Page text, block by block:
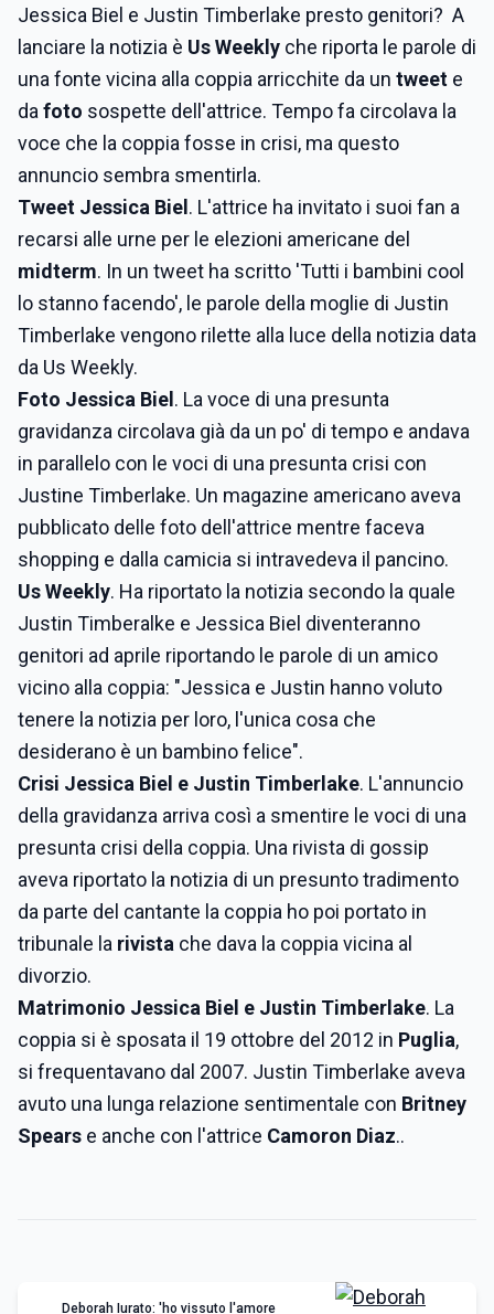
Jessica Biel e Justin Timberlake presto genitori? A
lanciare la notizia è Us Weekly che riporta le parole di
una fonte vicina alla coppia arricchite da un tweet e
da foto sospette dell'attrice. Tempo fa circolava la
voce che la coppia fosse in crisi, ma questo
annuncio sembra smentirla.
Tweet Jessica Biel . L'attrice ha invitato i suoi fan a
recarsi alle urne per le elezioni americane del
midterm. In un tweet ha scritto 'Tutti i bambini cool
lo stanno facendo', le parole della moglie di Justin
Timberlake vengono rilette alla luce della notizia data
da Us Weekly.
Foto Jessica Biel . La voce di una presunta
gravidanza circolava già da un po' di tempo e andava
in parallelo con le voci di una presunta crisi con
Justine Timberlake. Un magazine americano aveva
pubblicato delle foto dell'attrice mentre faceva
shopping e dalla camicia si intravedeva il pancino.
Us Weekly. Ha riportato la notizia secondo la quale
Justin Timberalke e Jessica Biel diventeranno
genitori ad aprile riportando le parole di un amico
vicino alla coppia: "Jessica e Justin hanno voluto
tenere la notizia per loro, l'unica cosa che
desiderano è un bambino felice".
Crisi Jessica Biel e Justin Timberlake. L'annuncio
della gravidanza arriva così a smentire le voci di una
presunta crisi della coppia. Una rivista di gossip
aveva riportato la notizia di un presunto tradimento
da parte del cantante la coppia ho poi portato in
tribunale la rivista che dava la coppia vicina al
divorzio.
Matrimonio Jessica Biel e Justin Timberlake. La
coppia si è sposata il 19 ottobre del 2012 in Puglia,
si frequentavano dal 2007. Justin Timberlake aveva
avuto una lunga relazione sentimentale con Britney
Spears e anche con l'attrice Camoron Diaz..
Deborah Iurato: 'ho vissuto l'amore